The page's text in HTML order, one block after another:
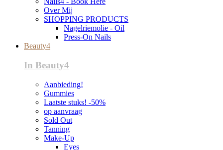
Over Mij
SHOPPING PRODUCTS
Nagelriemolie - Oil
Press-On Nails
Beauty4
In Beauty4
Aanbieding!
Gummies
Laatste stuks! -50%
op aanvraag
Sold Out
Tanning
Make-Up
Eyes